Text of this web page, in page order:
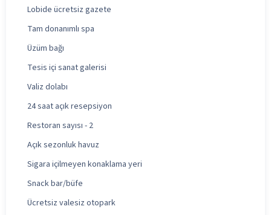
Lobide ücretsiz gazete
Tam donanımlı spa
Üzüm bağı
Tesis içi sanat galerisi
Valiz dolabı
24 saat açık resepsiyon
Restoran sayısı - 2
Açık sezonluk havuz
Sigara içilmeyen konaklama yeri
Snack bar/büfe
Ücretsiz valesiz otopark